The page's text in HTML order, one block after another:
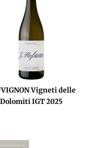
Vigneti delle
Dolomiti IGT 2025